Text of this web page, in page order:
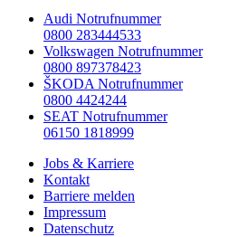
Audi Notrufnummer
0800 283444533
Volkswagen Notrufnummer
0800 897378423
ŠKODA Notrufnummer
0800 4424244
SEAT Notrufnummer
06150 1818999
Jobs & Karriere
Kontakt
Barriere melden
Impressum
Datenschutz